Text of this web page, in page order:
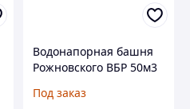
Водонапорная башня
Рожновского ВБР 50м3
Под заказ